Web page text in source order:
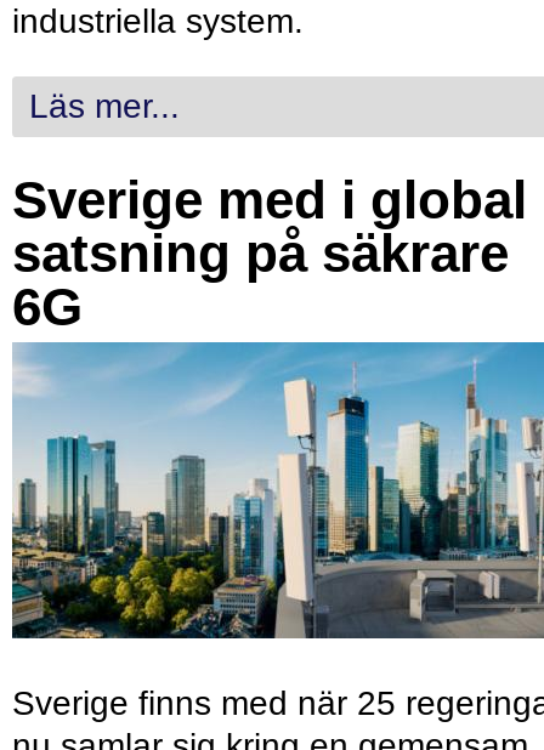
industriella system.
Läs mer...
Sverige med i global
satsning på säkrare
6G
Sverige finns med när 25